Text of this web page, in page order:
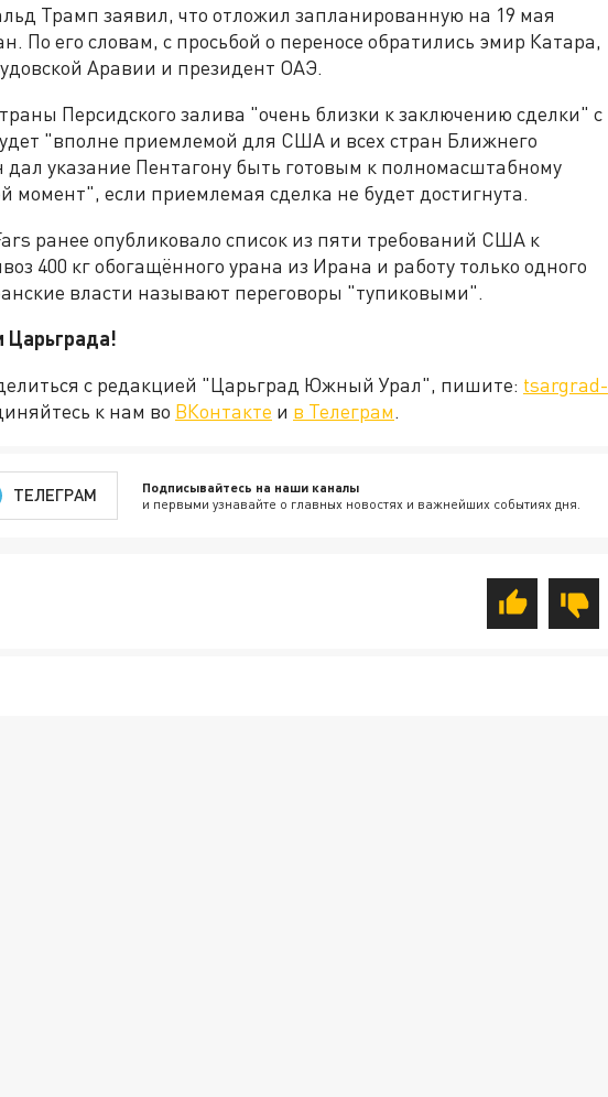
Трамп заявил, что отложил запланированную на 19 мая
По его словам, с просьбой о переносе обратились эмир Катара,
Аравии и президент ОАЭ.
Персидского залива "очень близки к заключению сделки" с
"вполне приемлемой для США и всех стран Ближнего
дал указание Пентагону быть готовым к полномасштабному
момент", если приемлемая сделка не будет достигнута.
ранее опубликовало список из пяти требований США к
400 кг обогащённого урана из Ирана и работу только одного
власти называют переговоры "тупиковыми".
Царьграда!
с редакцией "Царьград Южный Урал", пишите: tsargrad-
к нам во ВКонтакте и в Телеграм.
ТЕЛЕГРАМ Подписывайтесь на наши каналы
и первыми узнавайте о главных новостях и важнейших событиях дня.